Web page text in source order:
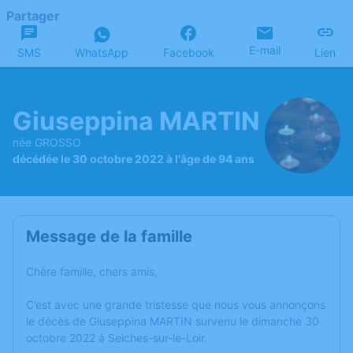
Partager
SMS WhatsApp Facebook E-mail Lien
Giuseppina MARTIN
née GROSSO
décédée le 30 octobre 2022 à l'âge de 94 ans
Message de la famille
Chère famille, chers amis,
C’est avec une grande tristesse que nous vous annonçons
le décès de Giuseppina MARTIN survenu le dimanche 30
octobre 2022 à Seiches-sur-le-Loir.